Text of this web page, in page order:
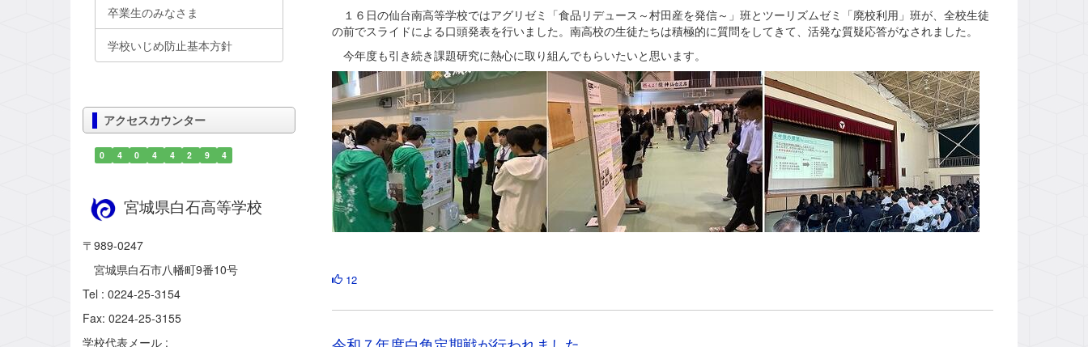
１６日の仙台南高等学校ではアグリゼミ「食品リデュース～村田産を発信～」班とツーリズムゼミ「廃校利用」班が、全校生徒
の前でスライドによる口頭発表を行いました。南高校の生徒たちは積極的に質問をしてきて、活発な質疑応答がなされました。
今年度も引き続き課題研究に熱心に取り組んでもらいたいと思います。
12
卒業生のみなさま
学校いじめ防止基本方針
アクセスカウンター
0 4 0 4 4 2 9 4
宮城県白石高等学校
〒989-0247
宮城県白石市八幡町9番10号
Tel : 0224-25-3154
Fax: 0224-25-3155
学校代表メール :